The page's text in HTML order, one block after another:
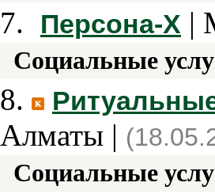
7. Персона-X |
Социальные
8.
Алматы |
Социальные